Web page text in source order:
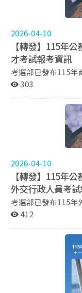
Studies (MIMES) International Cooperation and
Development (MICAD) Economia e
Diplomacy for
程申請資訊請參考
2026-04-10
【轉發】115年
才考試報考資訊
考選部已發布115年
國家經貿機構服務的同學參考。 以
年9月7日舉行，第二
經濟組織、國際公法及國際私法。
個別口試。 二、國際經貿法律組 筆試（第一試）： 共同
科目：國文（作文與測驗）。 專業科
易政策與法規之摘
理論與實務、國際
條約法公約）、國
民國國民，年滿18
教育部認定之國外
學位學程畢業得有證書。 高等考試或相當高
303
2026-04-10
【轉發】115年
外交行政人員考
考選部已發布115年
領域服務的同學參考。 以下為相關考試資訊： 報考
日舉行，第二試預定於
綜合法政知識（含
專業科目：外國文
交史、國際公法、國
412